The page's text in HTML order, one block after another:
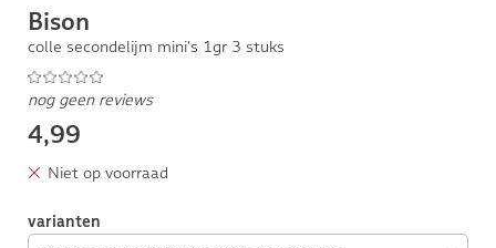
Bison
colle secondelijm mini's 1gr 3 stuks
nog geen reviews
4,99
Niet op voorraad
varianten